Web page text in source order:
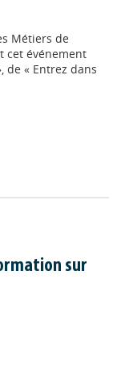
Métiers de
cet événement
de « Entrez dans
sur